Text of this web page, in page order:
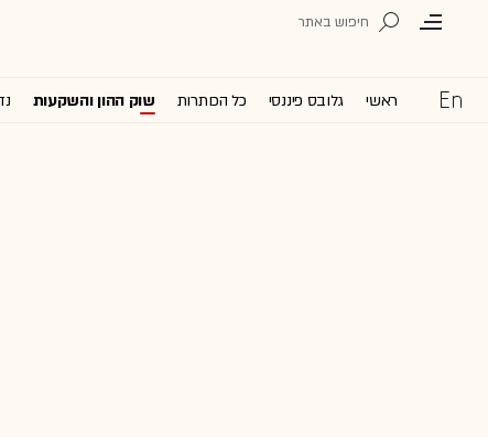
ראשי גלובס פיננסי כל הכותרות שוק ההון והשקעות